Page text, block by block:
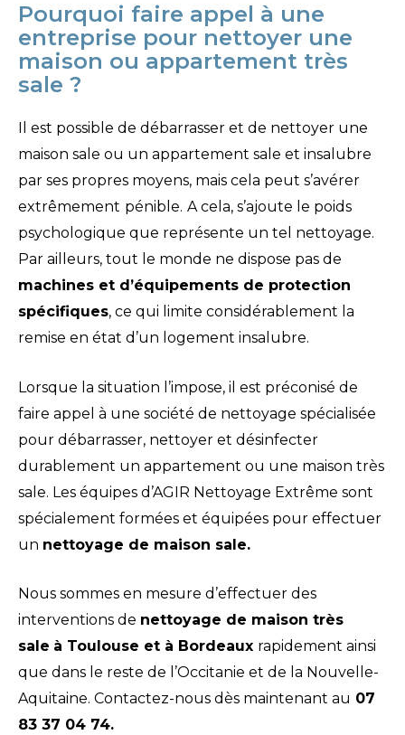
Pourquoi faire appel à une
entreprise pour nettoyer une
maison ou appartement très
sale ?
Il est possible de débarrasser et de nettoyer une
maison sale ou un appartement sale et insalubre
par ses propres moyens, mais cela peut s’avérer
extrêmement pénible. A cela, s’ajoute le poids
psychologique que représente un tel nettoyage.
Par ailleurs, tout le monde ne dispose pas de
machines et d’équipements de protection
spécifiques, ce qui limite considérablement la
remise en état d’un logement insalubre.
Lorsque la situation l’impose, il est préconisé de
faire appel à une société de nettoyage spécialisée
pour débarrasser, nettoyer et désinfecter
durablement un appartement ou une maison très
sale. Les équipes d’AGIR Nettoyage Extrême sont
spécialement formées et équipées pour effectuer
un nettoyage de maison sale.
Nous sommes en mesure d’effectuer des
interventions de nettoyage de maison très
sale à Toulouse et à Bordeaux rapidement ainsi
que dans le reste de l’Occitanie et de la Nouvelle-
Aquitaine. Contactez-nous dès maintenant au 07
83 37 04 74.